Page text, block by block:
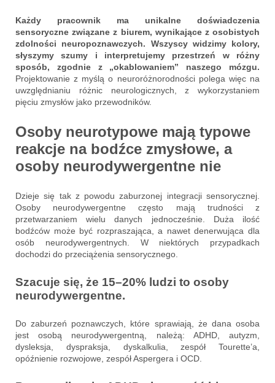
Każdy pracownik ma unikalne doświadczenia
sensoryczne związane z biurem, wynikające z osobistych
zdolności neuropoznawczych. Wszyscy widzimy kolory,
słyszymy szumy i interpretujemy przestrzeń w różny
sposób, zgodnie z „okablowaniem” naszego mózgu.
Projektowanie z myślą o neuroróżnorodności polega więc na
uwzględnianiu różnic neurologicznych, z wykorzystaniem
pięciu zmysłów jako przewodników.
Osoby neurotypowe mają typowe
reakcje na bodźce zmysłowe, a
osoby neurodywergentne nie
Dzieje się tak z powodu zaburzonej integracji sensorycznej.
Osoby neurodywergentne często mają trudności z
przetwarzaniem wielu danych jednocześnie. Duża ilość
bodźców może być rozpraszająca, a nawet denerwująca dla
osób neurodywergentnych. W niektórych przypadkach
dochodzi do przeciążenia sensorycznego.
Szacuje się, że 15–20% ludzi to osoby
neurodywergentne.
Do zaburzeń poznawczych, które sprawiają, że dana osoba
jest osobą neurodywergentną, należą: ADHD, autyzm,
dysleksja, dyspraksja, dyskalkulia, zespół Tourette’a,
opóźnienie rozwojowe, zespół Aspergera i OCD.